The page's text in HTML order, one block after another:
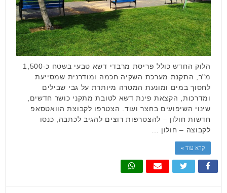
הלוק החדש כולל פריסת מרבדי דשא טבעי בשטח כ-1,500
מ"ר, התקנת מערכת השקיה חכמה ומודרנית שמסייעת
לחסוך במים ומונעת המטרה מיותרת על גבי שבילים
ומדרכות, הקצאת פינת דשא לטובת מתקני כושר חדשים,
שינוי השיפועים בחצר ועוד. הצטרפו לקבוצת הוואטסאפ
חדשות חולון – להצטרפות רוצים להגיב לכתבה, כנסו
לקבוצה – חולון …
קרא עוד »